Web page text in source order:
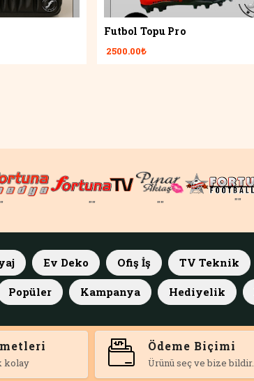
Futbol Topu Pro
2500.00₺
"" "" ""
Ev Deko Ofiş İş TV Teknik
Popüler Kampanya Hediyelik
kolay
Ödeme Biçimi
Ürünü seç ve bize bildir.